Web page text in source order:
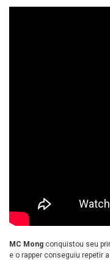
MC Mong conquistou seu
e o rapper conseguiu repetir